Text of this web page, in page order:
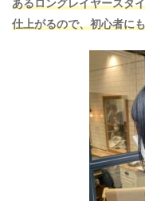
あるロングレイヤースタ
仕上がるので、初心者に